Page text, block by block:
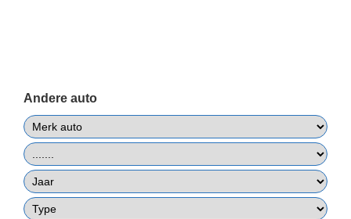
Andere auto